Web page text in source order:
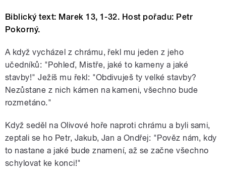
Biblický text: Marek 13, 1-32. Host pořadu: Petr
Pokorný.
A když vycházel z chrámu, řekl mu jeden z jeho
učedníků: "Pohleď, Mistře, jaké to kameny a jaké
stavby!" Ježíš mu řekl: "Obdivuješ ty velké stavby?
Nezůstane z nich kámen na kameni, všechno bude
rozmetáno."
Když seděl na Olivové hoře naproti chrámu a byli sami,
zeptali se ho Petr, Jakub, Jan a Ondřej: "Pověz nám, kdy
to nastane a jaké bude znamení, až se začne všechno
schylovat ke konci!"